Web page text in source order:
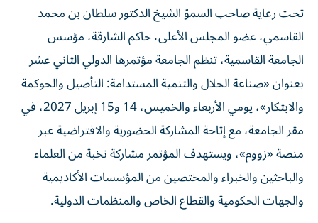
تحت رعاية صاحب السموّ الشيخ الدكتور سلطان بن محمد
القاسمي، عضو المجلس الأعلى، حاكم الشارقة، مؤسس
الجامعة القاسمية، تنظم الجامعة مؤتمرها الدولي الثاني عشر
بعنوان «صناعة الحلال والتنمية المستدامة: التأصيل والحوكمة
والابتكار»، يومي الأربعاء والخميس، 14 و15 إبريل 2027، في
مقر الجامعة، مع إتاحة المشاركة الحضورية والافتراضية عبر
منصة «زووم»، ويستهدف المؤتمر مشاركة نخبة من العلماء
والباحثين والخبراء والمختصين من المؤسسات الأكاديمية
والجهات الحكومية والقطاع الخاص والمنظمات الدولية.